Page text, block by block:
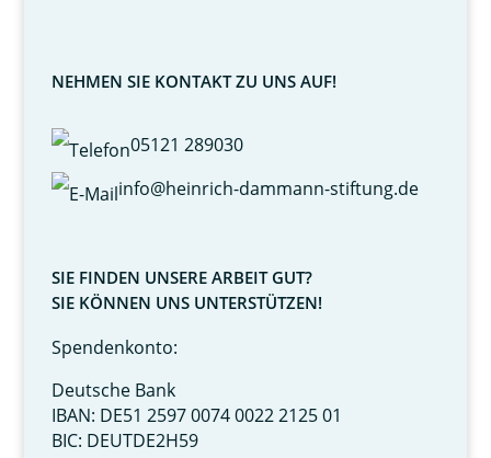
NEHMEN SIE KONTAKT ZU UNS AUF!
05121 289030
info@heinrich-dammann-stiftung.de
SIE FINDEN UNSERE ARBEIT GUT?
SIE KÖNNEN UNS UNTERSTÜTZEN!
Spendenkonto:
Deutsche Bank
IBAN: DE51 2597 0074 0022 2125 01
BIC: DEUTDE2H59